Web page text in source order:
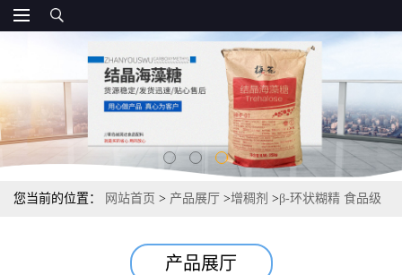
您当前的位置： 网站首页 > 产品展厅 >增稠剂 >β-环状糊精 食品级
产品展厅